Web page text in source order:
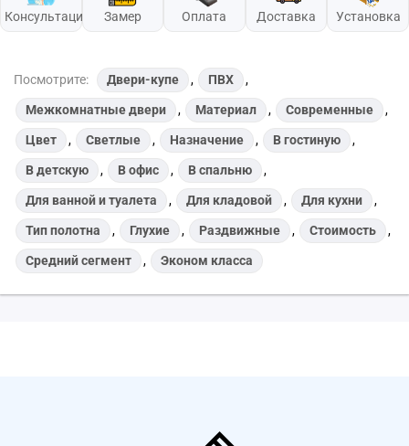
Консультация Замер Оплата Доставка Установка
Посмотрите: Двери-купе , ПВХ ,
Межкомнатные двери , Материал , Современные ,
Цвет , Светлые , Назначение , В гостиную ,
В детскую , В офис , В спальню ,
Для ванной и туалета , Для кладовой , Для кухни ,
Тип полотна , Глухие , Раздвижные , Стоимость ,
Средний сегмент , Эконом класса